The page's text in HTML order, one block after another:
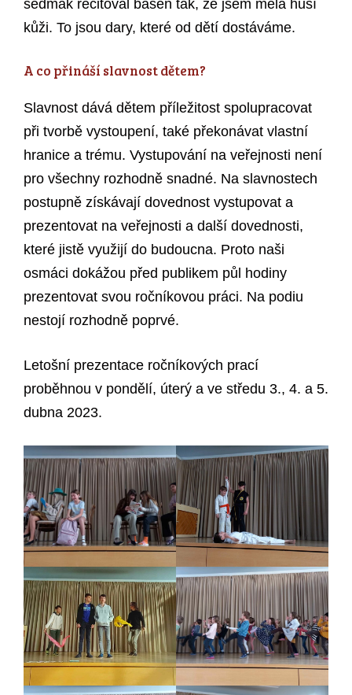
sedmák recitoval báseň tak, že jsem měla husí
kůži. To jsou dary, které od dětí dostáváme.
A co přináší slavnost dětem?
Slavnost dává dětem příležitost spolupracovat
při tvorbě vystoupení, také překonávat vlastní
hranice a trému. Vystupování na veřejnosti není
pro všechny rozhodně snadné. Na slavnostech
postupně získávají dovednost vystupovat a
prezentovat na veřejnosti a další dovednosti,
které jistě využijí do budoucna. Proto naši
osmáci dokážou před publikem půl hodiny
prezentovat svou ročníkovou práci. Na podiu
nestojí rozhodně poprvé.
Letošní prezentace ročníkových prací
proběhnou v pondělí, úterý a ve středu 3., 4. a 5.
dubna 2023.